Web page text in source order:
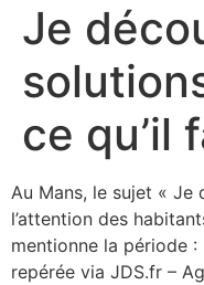
Je
ce qu’il
Au Mans, le sujet « Je
l’attention des
mentionne la période
repérée via JDS.fr –